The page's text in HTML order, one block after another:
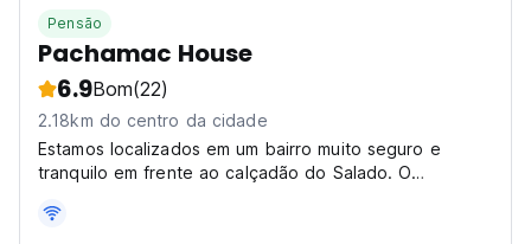
Pensão
Pachamac House
6.9Bom(22)
2.18km do centro da cidade
Estamos localizados em um bairro muito seguro e
tranquilo em frente ao calçadão do Salado. O
partilhar momentos, conselhos ou experiências com